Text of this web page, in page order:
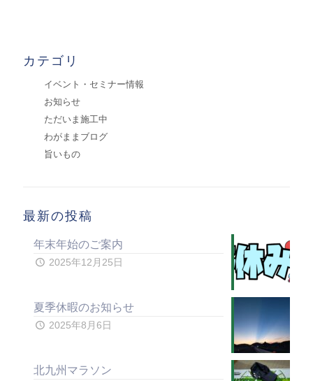
カテゴリ
イベント・セミナー情報
お知らせ
ただいま施工中
わがままブログ
旨いもの
最新の投稿
年末年始のご案内
2025年12月25日
夏季休暇のお知らせ
2025年8月6日
北九州マラソン